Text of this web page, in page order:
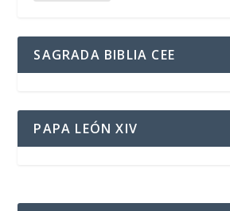
SAGRADA BIBLIA CEE
PAPA LEÓN XIV